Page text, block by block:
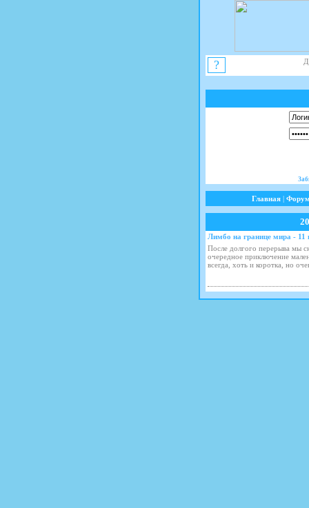
?
Главная |
Лимбо на границе мира - 11
После долгого перерыва мы
очередное приключение
всегда, хоть и коротка, но